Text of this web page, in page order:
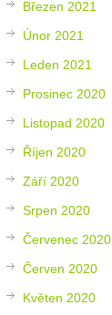
Březen 2021
Únor 2021
Leden 2021
Prosinec 2020
Listopad 2020
Říjen 2020
Září 2020
Srpen 2020
Červenec 2020
Červen 2020
Květen 2020